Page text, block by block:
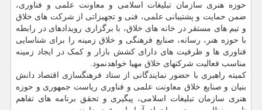
حوزه هنری سازمان تبلیغات اسلامی و معاونت علمی و فناوری،
ضمن حمایت و پشتیبانی علمی، فنی و تجهیزاتی از شرکت های خلاق
و تیم های مستقر در خانه های خلاق، با برگزاری رویدادهای در رابطه
با حوزه هنر، رسانه، صنایع فرهنگی و خلاق زمینه را برای شناسایی
فناوری ها و ظرفیت های دارای کشش بازار و کمک در ایجاد زمینه
مناسب فعالیت شرکتهای خلاق مهیا خواهدنمود.
کمیته راهبری با حضور نمایندگانی از ستاد فرهنگسازی اقتصاد دانش
بنیان و صنایع خلاق معاونت علمی و فناوری ریاست جمهوری و حوزه
هنری سازمان تبلیغات اسلامی، پیگیری و تحقق برنامه های تفاهم